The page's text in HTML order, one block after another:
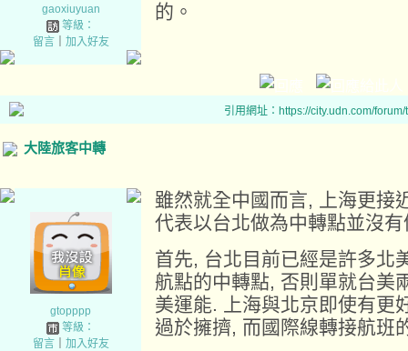
gaoxiuyuan
等級：
留言｜ 加入好友
的。
引用網址：https://city.udn.com/
大陸旅客中轉
gtopppp
等級：
留言｜ 加入好友
雖然就全中國而言, 上海更接
代表以台北做為中轉點並沒有
首先, 台北目前已經是許多北
航點的中轉點, 否則單就台美
美運能. 上海與北京即使有更
過於擁擠, 而國際線轉接航班